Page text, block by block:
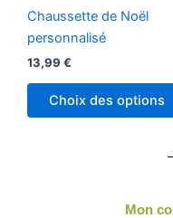
Chaussette de Noël
personnalisé
13,99 €
Choix des options
Mon